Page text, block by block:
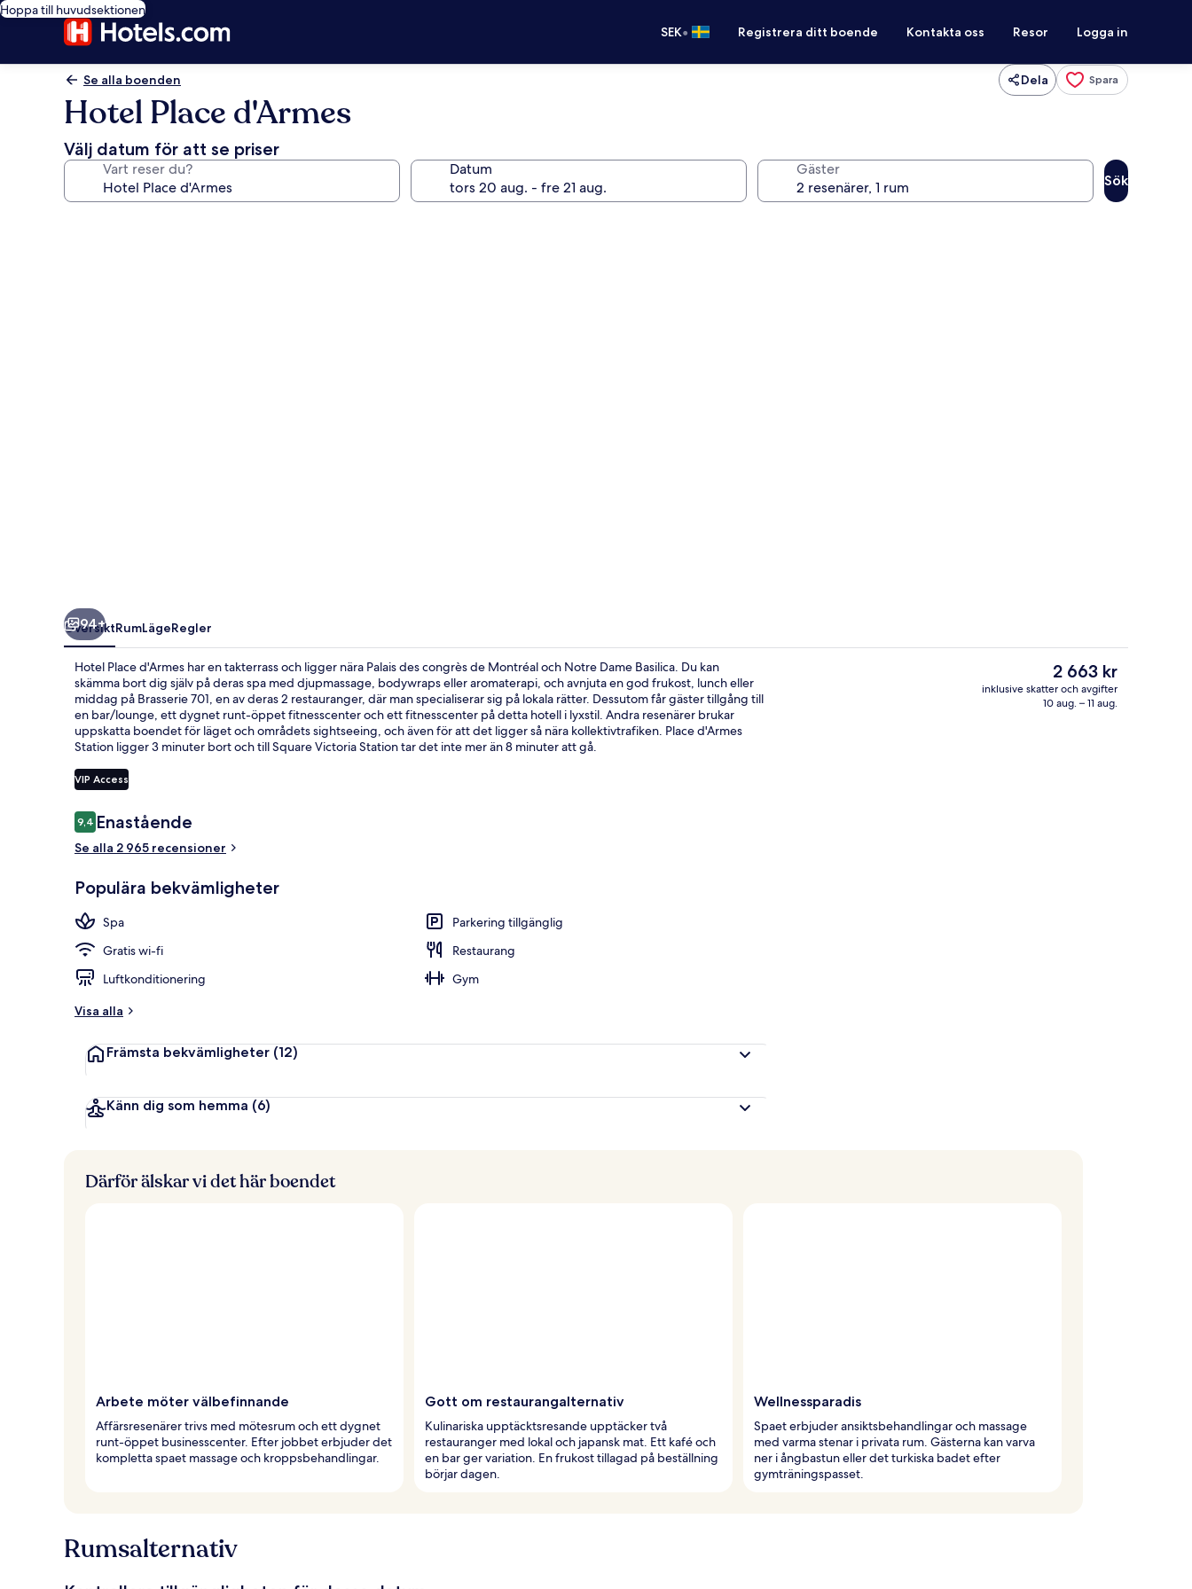
Hoppa till huvudsektionen
SEK• Registrera ditt boende Kontakta oss Resor Logga in
Se alla boenden Dela Spara
Hotel Place d'Armes
Välj datum för att se priser
Vart reser du? Datum Gäster
Sök
Reception Boendets fasad
94+
ÖversiktRumLägeRegler
Hotel Place d'Armes har en takterrass och ligger nära Palais des congrès de Montréal och Notre Dame Basilica. Du kan
skämma bort dig själv på deras spa med djupmassage, bodywraps eller aromaterapi, och avnjuta en god frukost, lunch eller
middag på Brasserie 701, en av deras 2 restauranger, där man specialiserar sig på lokala rätter. Dessutom får gäster tillgång till
en bar/lounge, ett dygnet runt-öppet fitnesscenter och ett fitnesscenter på detta hotell i lyxstil. Andra resenärer brukar
uppskatta boendet för läget och områdets sightseeing, och även för att det ligger så nära kollektivtrafiken. Place d'Armes
Station ligger 3 minuter bort och till Square Victoria Station tar det inte mer än 8 minuter att gå.
VIP Access
Recensioner
9,49,4 av 10,
Enastående
Se alla 2 965 recensioner
Populära bekvämligheter
Spa
Parkering tillgänglig
Gratis wi-fi
Restaurang
Luftkonditionering
Gym
Visa alla
Främsta bekvämligheter (12)
Känn dig som hemma (6)
Det
nuvarande
priset
2 663 kr
inklusive skatter och avgifter
10 aug. – 11 aug.
Därför älskar vi det här boendet
Arbete möter välbefinnande
Affärsresenärer trivs med mötesrum och ett dygnet
runt-öppet businesscenter. Efter jobbet erbjuder det
kompletta spaet massage och kroppsbehandlingar.
Gott om restaurangalternativ
Kulinariska upptäcktsresande upptäcker två
restauranger med lokal och japansk mat. Ett kafé och
en bar ger variation. En frukost tillagad på beställning
börjar dagen.
Wellnessparadis
Spaet erbjuder ansiktsbehandlingar och massage
med varma stenar i privata rum. Gästerna kan varva
ner i ångbastun eller det turkiska badet efter
gymträningspasset.
Rumsalternativ